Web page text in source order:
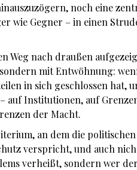
noch eine
wie Gegner – in einen
Weg nach draußen
mit Entwöhnung:
in sich geschlossen hat,
auf Institutionen, auf
der Macht.
an dem die
verspricht, und auch
verheißt, sondern wer